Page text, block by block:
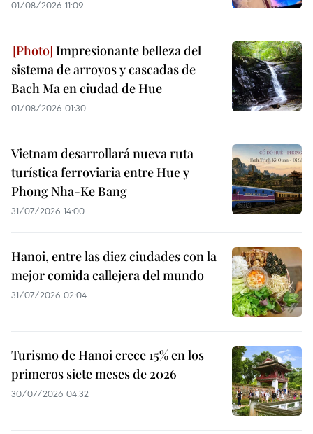
01/08/2026 11:09
Impresionante belleza del
sistema de arroyos y cascadas de
Bach Ma en ciudad de Hue
01/08/2026 01:30
Vietnam desarrollará nueva ruta
turística ferroviaria entre Hue y
Phong Nha-Ke Bang
31/07/2026 14:00
Hanoi, entre las diez ciudades con la
mejor comida callejera del mundo
31/07/2026 02:04
Turismo de Hanoi crece 15% en los
primeros siete meses de 2026
30/07/2026 04:32